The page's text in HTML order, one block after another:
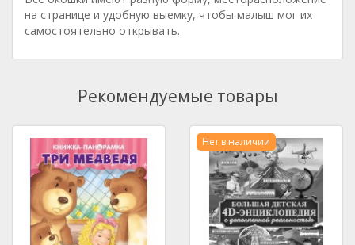
на странице и удобную выемку, чтобы малыш мог их
самостоятельно открывать.
Рекомендуемые товары
Нет в наличии